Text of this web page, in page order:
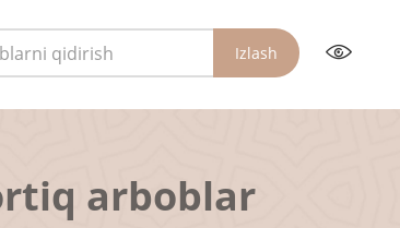
Izlash
arboblar